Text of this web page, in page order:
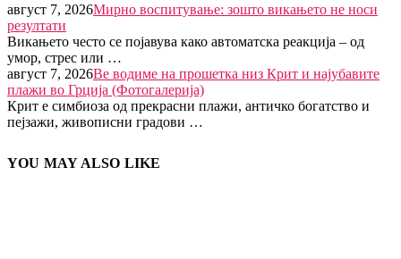
август 7, 2026Мирно воспитување: зошто викањето не носи
резултати
Викањето често се појавува како автоматска реакција – од
умор, стрес или …
август 7, 2026Ве водиме на прошетка низ Крит и најубавите
плажи во Грција (Фотогалерија)
Крит е симбиоза од прекрасни плажи, античко богатство и
пејзажи, живописни градови …
YOU MAY ALSO LIKE